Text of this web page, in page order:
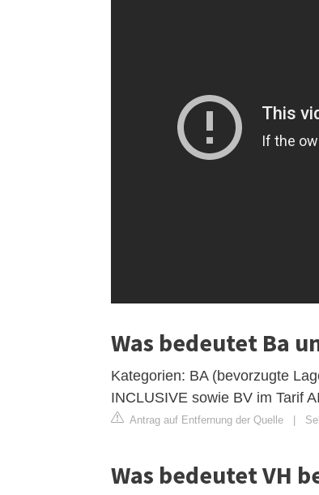
Was bedeutet Ba
Kategorien: BA (bevorzugte
INCLUSIVE sowie BV im Tarif
Antrag auf Entfernung der Quelle |
Was bedeutet VH